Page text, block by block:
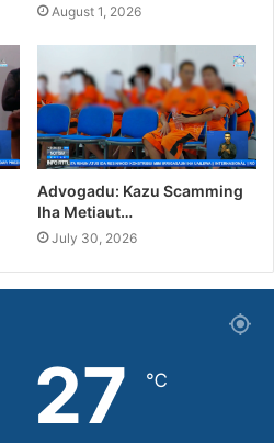
August 1, 2026
Advogadu: Kazu Scamming
Iha Metiaut…
July 30, 2026
27 ℃